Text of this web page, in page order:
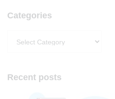
Categories
Recent posts